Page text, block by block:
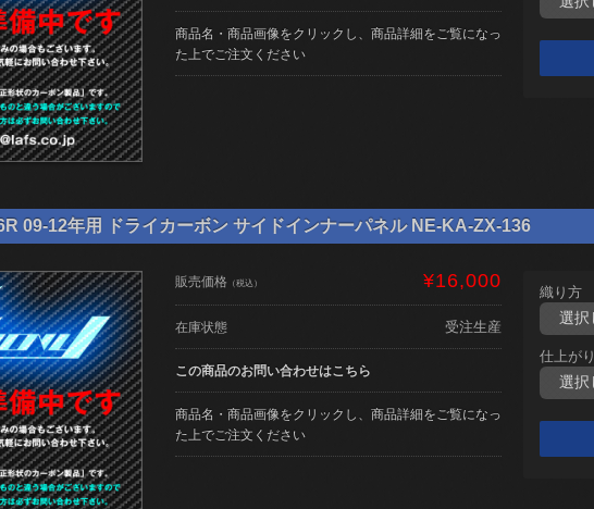
商品名・商品画像をクリックし、商品詳細をご覧になっ
た上でご注文ください
09-12年用 ドライカーボン サイドインナーパネル NE-KA-ZX-136
販売価格 （税込） ¥16,000
在庫状態 受注生産
この商品のお問い合わせはこちら
商品名・商品画像をクリックし、商品詳細をご覧になっ
た上でご注文ください
織り方
仕上がり